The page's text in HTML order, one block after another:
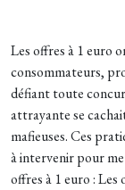
Les offres à 1 euro
consommateurs,
défiant toute
attrayante se
mafieuses. Ces
à intervenir pour
offres à 1 euro : Les